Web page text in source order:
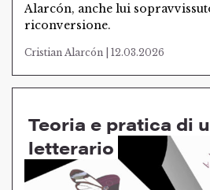
Alarcón, anche lui
riconversione.
Cristian Alarcón | 12.03.2026
Teoria e pratica di
letterario